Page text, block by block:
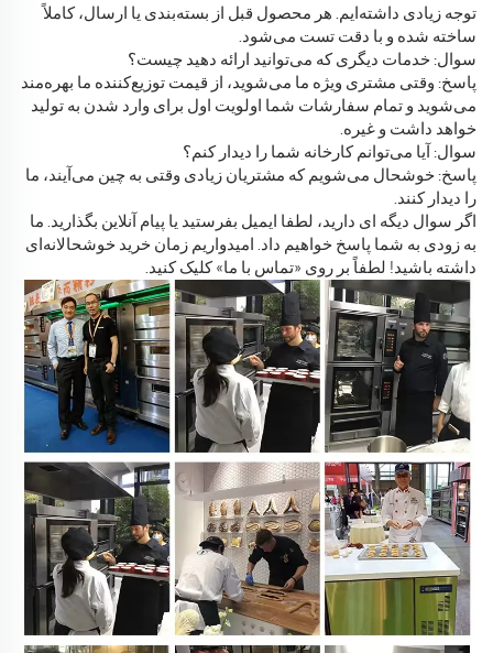
توجه زیادی داشته‌ایم. هر محصول قبل از بسته‌بندی یا ارسال، کاملاً
ساخته شده و با دقت تست می‌شود.
سوال: خدمات دیگری که می‌توانید ارائه دهید چیست؟
پاسخ: وقتی مشتری ویژه ما می‌شوید، از قیمت توزیع‌کننده ما بهره‌مند
می‌شوید و تمام سفارشات شما اولویت اول برای وارد شدن به تولید
خواهد داشت و غیره.
سوال: آیا می‌توانم کارخانه شما را دیدار کنم؟
پاسخ: خوشحال می‌شویم که مشتریان زیادی وقتی به چین می‌آیند، ما
را دیدار کنند.
اگر سوال دیگه ای دارید، لطفا ایمیل بفرستید یا پیام آنلاین بگذارید. ما
به زودی به شما پاسخ خواهیم داد. امیدواریم زمان خرید خوشحالانه‌ای
داشته باشید! لطفاً بر روی «تماس با ما» کلیک کنید.